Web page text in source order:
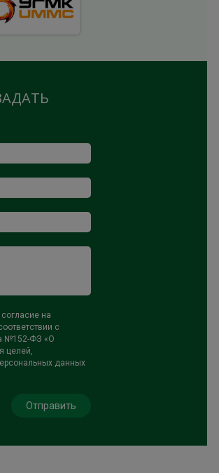
на
с
№152-ФЗ «О
целей,
данных